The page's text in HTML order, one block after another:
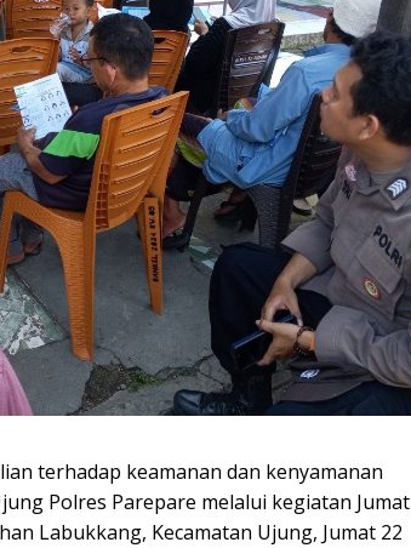
terhadap keamanan dan kenyamanan
Polres Parepare melalui kegiatan Jumat
Labukkang, Kecamatan Ujung, Jumat 22